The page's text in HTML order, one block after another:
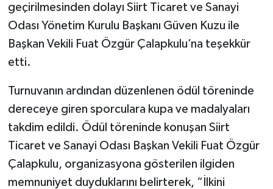
geçirilmesinden dolayı Siirt Ticaret ve Sanayi
Odası Yönetim Kurulu Başkanı Güven Kuzu ile
Başkan Vekili Fuat Özgür Çalapkulu’na teşekkür
etti.
Turnuvanın ardından düzenlenen ödül töreninde
dereceye giren sporculara kupa ve madalyaları
takdim edildi. Ödül töreninde konuşan Siirt
Ticaret ve Sanayi Odası Başkan Vekili Fuat Özgür
Çalapkulu, organizasyona gösterilen ilgiden
memnuniyet duyduklarını belirterek, “İlkini